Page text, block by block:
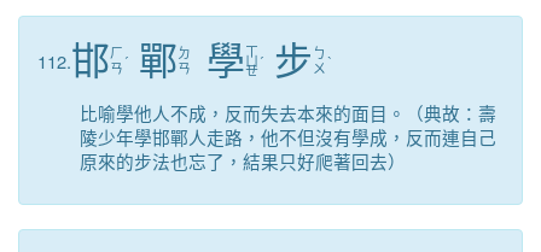
112.邯ㄏ
ㄢ ˊ 鄲 ㄉ
ㄢ
學ㄒ
ㄩ
ㄝ
ˊ 步 ㄅ
ㄨ ˋ
比喻學他人不成，反而失去本來的面目。（典故：壽
陵少年學邯鄲人走路，他不但沒有學成，反而連自己
原來的步法也忘了，結果只好爬著回去）